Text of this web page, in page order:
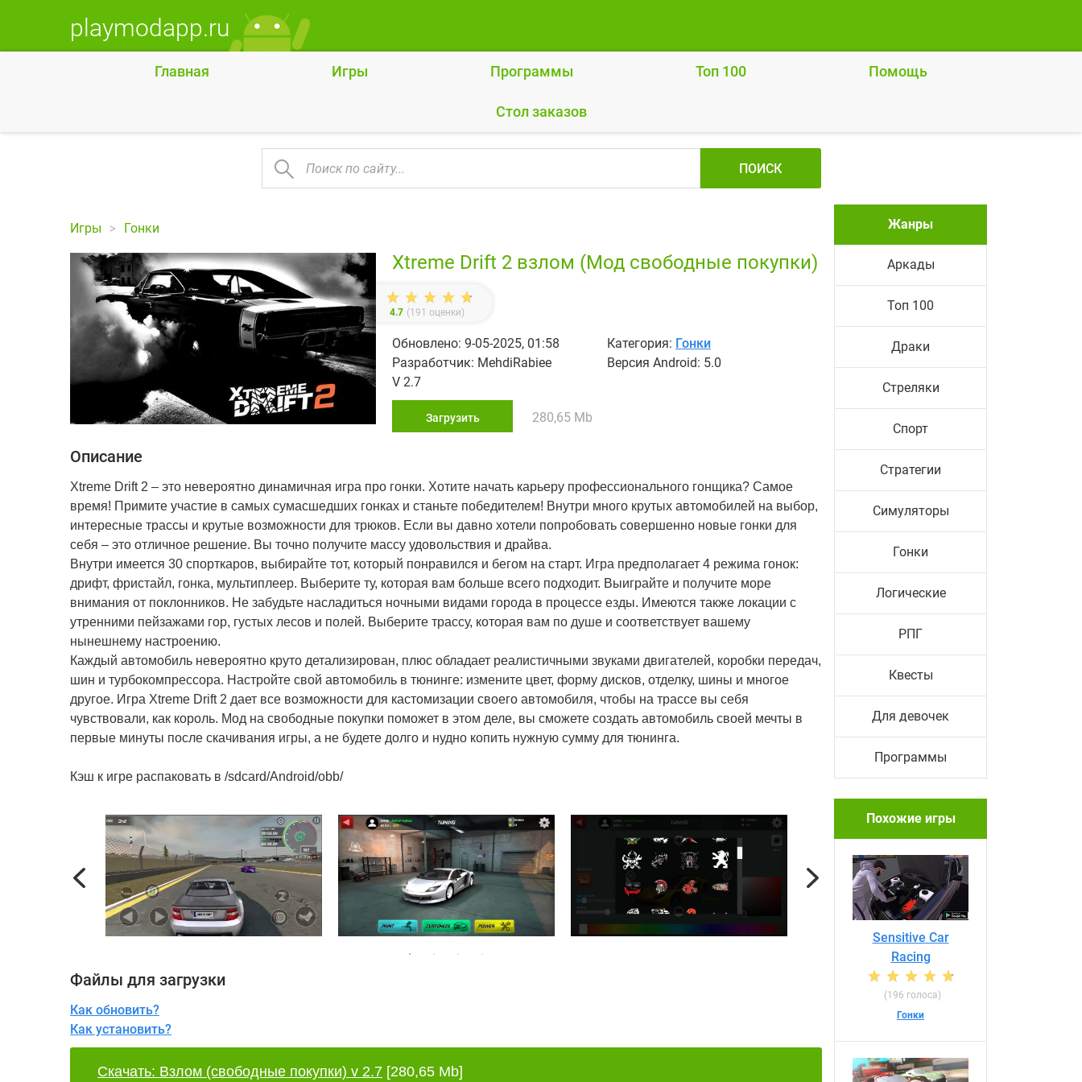
playmodapp.ru
Главная Игры Программы Топ 100 Помощь
Cтол заказов
ПОИСК
Игры Гонки
Xtreme Drift 2 взлом (Мод свободные покупки)
4.7 (191 оценки)
Обновлено: 9-05-2025, 01:58 Категория: Гонки
Разработчик: MehdiRabiee
Версия Android: 5.0
V 2.7
Загрузить 280,65 Mb
Описание
Xtreme Drift 2 – это невероятно динамичная игра про гонки. Хотите начать карьеру профессионального гонщика? Самое
время! Примите участие в самых сумасшедших гонках и станьте победителем! Внутри много крутых автомобилей на выбор,
интересные трассы и крутые возможности для трюков. Если вы давно хотели попробовать совершенно новые гонки для
себя – это отличное решение. Вы точно получите массу удовольствия и драйва.
Внутри имеется 30 спорткаров, выбирайте тот, который понравился и бегом на старт. Игра предполагает 4 режима гонок:
дрифт, фристайл, гонка, мультиплеер. Выберите ту, которая вам больше всего подходит. Выиграйте и получите море
внимания от поклонников. Не забудьте насладиться ночными видами города в процессе езды. Имеются также локации с
утренними пейзажами гор, густых лесов и полей. Выберите трассу, которая вам по душе и соответствует вашему
нынешнему настроению.
Каждый автомобиль невероятно круто детализирован, плюс обладает реалистичными звуками двигателей, коробки передач,
шин и турбокомпрессора. Настройте свой автомобиль в тюнинге: измените цвет, форму дисков, отделку, шины и многое
другое. Игра Xtreme Drift 2 дает все возможности для кастомизации своего автомобиля, чтобы на трассе вы себя
чувствовали, как король. Мод на свободные покупки поможет в этом деле, вы сможете создать автомобиль своей мечты в
первые минуты после скачивания игры, а не будете долго и нудно копить нужную сумму для тюнинга.
Кэш к игре распаковать в /sdcard/Android/obb/
Previous Next
Файлы для загрузки
Как обновить?
Как установить?
Скачать: Взлом (свободные покупки) v 2.7 [280,65 Mb]
Жанры
Аркады
Топ 100
Драки
Стреляки
Спорт
Стратегии
Симуляторы
Гонки
Логические
РПГ
Квесты
Для девочек
Программы
Похожие игры
Sensitive Car
Racing
(196 голоса)
Гонки